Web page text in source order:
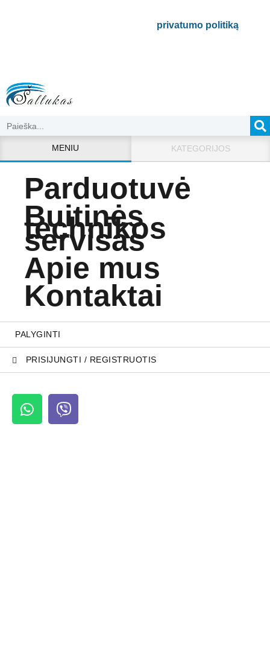
privatumo politiką.
MENIU KATEGORIJOS
Parduotuvė
Buitinės
technikos
servisas
Apie mus
Kontaktai
PALYGINTI
PRISIJUNGTI / REGISTRUOTIS